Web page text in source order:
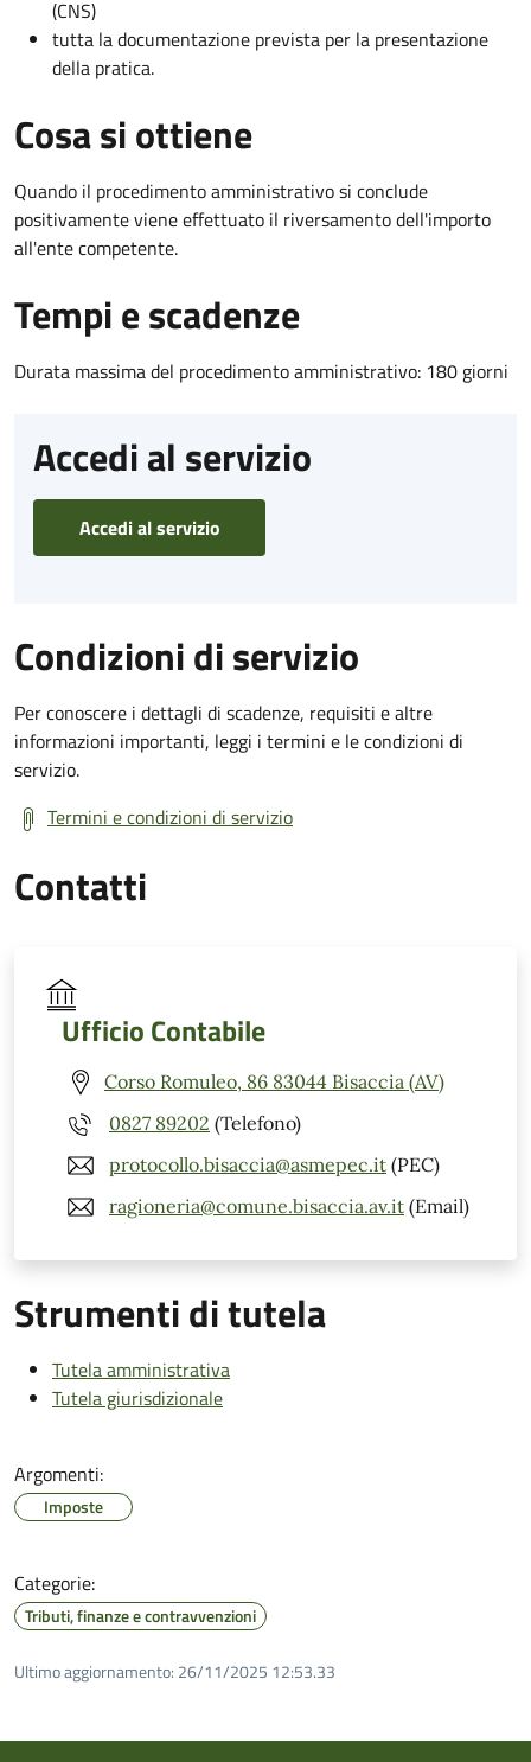
(CNS)
tutta la documentazione prevista per la presentazione
della pratica.
Cosa si ottiene
Quando il procedimento amministrativo si conclude
positivamente viene effettuato il riversamento dell'importo
all'ente competente.
Tempi e scadenze
Durata massima del procedimento amministrativo: 180 giorni
Accedi al servizio
Accedi al servizio
Condizioni di servizio
Per conoscere i dettagli di scadenze, requisiti e altre
informazioni importanti, leggi i termini e le condizioni di
servizio.
Termini e condizioni di servizio
Contatti
Ufficio Contabile
Corso Romuleo, 86 83044 Bisaccia (AV)
0827 89202 (Telefono)
protocollo.bisaccia@asmepec.it (PEC)
ragioneria@comune.bisaccia.av.it (Email)
Strumenti di tutela
Tutela amministrativa
Tutela giurisdizionale
Argomenti:
Imposte
Categorie:
Tributi, finanze e contravvenzioni
Ultimo aggiornamento: 26/11/2025 12:53.33